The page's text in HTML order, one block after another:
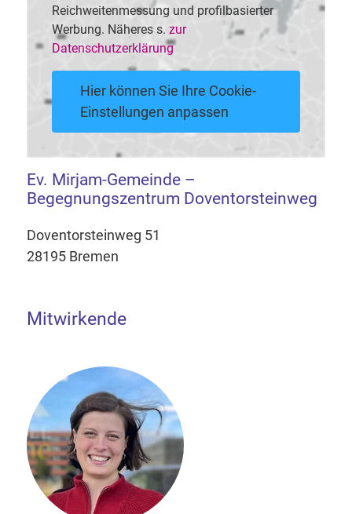
Reichweitenmessung und profilbasierter
Werbung. Näheres s. zur
Datenschutzerklärung
Hier können Sie Ihre Cookie-
Einstellungen anpassen
Ev. Mirjam-Gemeinde –
Begegnungszentrum Doventorsteinweg
Doventorsteinweg 51
28195 Bremen
Mitwirkende